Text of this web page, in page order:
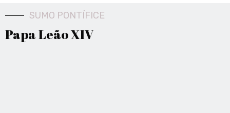
SUMO PONTÍFICE
Papa Leão XIV